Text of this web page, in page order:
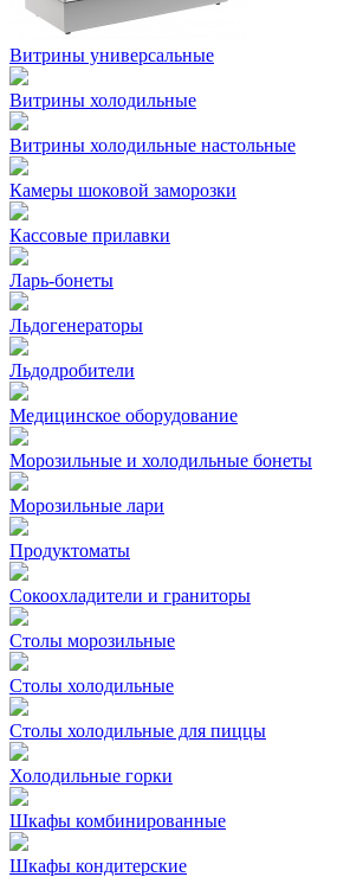
Витрины универсальные
Витрины холодильные
Витрины холодильные настольные
Камеры шоковой заморозки
Кассовые прилавки
Ларь-бонеты
Льдогенераторы
Льдодробители
Медицинское оборудование
Морозильные и холодильные бонеты
Морозильные лари
Продуктоматы
Сокоохладители и граниторы
Столы морозильные
Столы холодильные
Столы холодильные для пиццы
Холодильные горки
Шкафы комбинированные
Шкафы кондитерские